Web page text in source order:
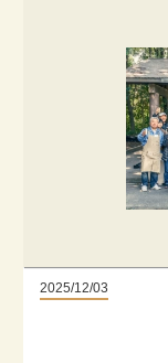
2025/12/03